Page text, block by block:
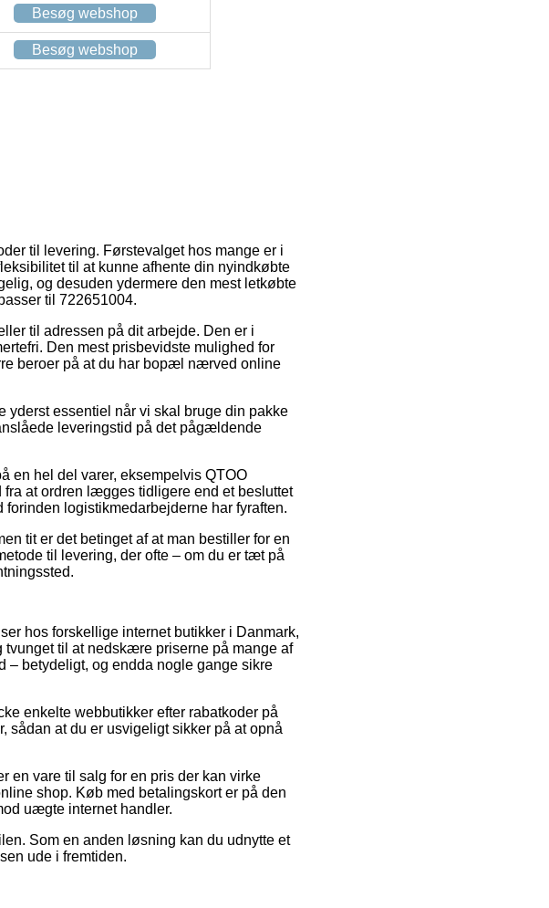
Besøg webshop
Besøg webshop
til levering. Førstevalget hos mange er i
til at kunne afhente din nyindkøbte
og desuden ydermere den mest letkøbte
til 722651004.
til adressen på dit arbejde. Den er i
Den mest prisbevidste mulighed for
beroer på at du har bopæl nærved online
essentiel når vi skal bruge din pakke
leveringstid på det pågældende
en hel del varer, eksempelvis QTOO
at ordren lægges tidligere end et besluttet
logistikmedarbejderne har fyraften.
tit er det betinget af at man bestiller for en
til levering, der ofte – om du er tæt på
hos forskellige internet butikker i Danmark,
til at nedskære priserne på mange af
– betydeligt, og endda nogle gange sikre
enkelte webbutikker efter rabatkoder på
sådan at du er usvigeligt sikker på at opnå
en vare til salg for en pris der kan virke
shop. Køb med betalingskort er på den
uægte internet handler.
Som en anden løsning kan du udnytte et
ude i fremtiden.